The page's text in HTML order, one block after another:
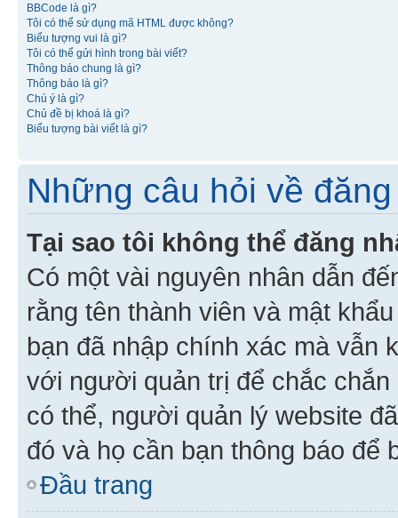
BBCode là gì?
Tôi có thể sử dụng mã HTML được không?
Biểu tượng vui là gì?
Tôi có thể gửi hình trong bài viết?
Thông báo chung là gì?
Thông báo là gì?
Chú ý là gì?
Chủ đề bị khoá là gì?
Biểu tượng bài viết là gì?
Những câu hỏi về
Tại sao tôi không thể đăng
Có một vài nguyên nhân dẫn
rằng tên thành viên và mật
bạn đã nhập chính xác mà vẫn
với người quản trị để chắc
có thể, người quản lý website
đó và họ cần bạn thông báo để
Đầu trang